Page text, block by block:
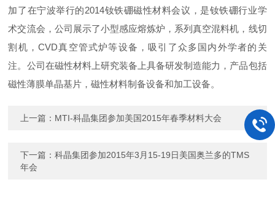
加了在宁波举行的2014钕铁硼磁性材料会议，是钕铁硼行业学
术交流会，公司展示了小型感应熔炼炉，系列真空混料机，线切
割机，CVD真空管式炉等设备，吸引了众多国内外学者的关
注。公司在磁性材料上研究装备上具备研发制造能力，产品包括
磁性薄膜单晶基片，磁性材料制备设备和加工设备。
上一篇： MTI-科晶集团参加美国2015年春季材料大会
下一篇：科晶集团参加2015年3月15-19日美国奥兰多的TMS
年会